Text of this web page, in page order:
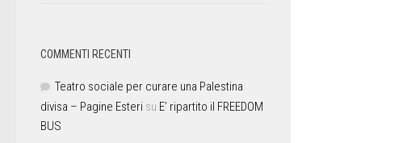
COMMENTI RECENTI
Teatro sociale per curare una Palestina
divisa – Pagine Esteri su E’ ripartito il FREEDOM
BUS